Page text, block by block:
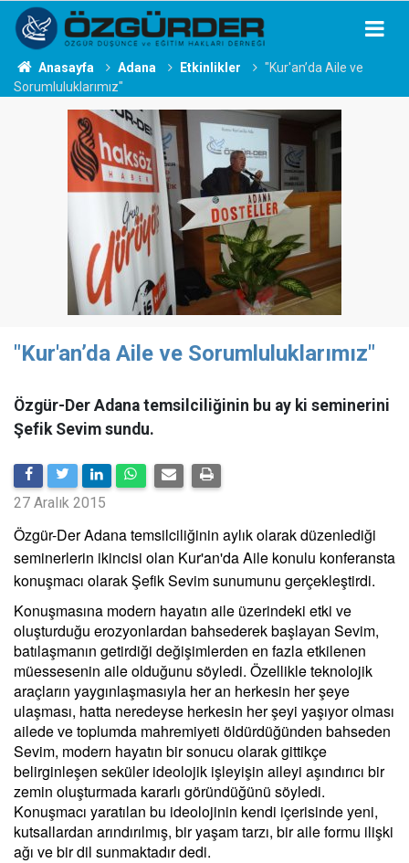
Anasayfa Adana Etkinlikler
"Kur'an’da Aile ve
Sorumluluklarımız"
"Kur'an’da Aile ve Sorumluluklarımız"
Özgür-Der Adana temsilciliğinin bu ay ki seminerini
Şefik Sevim sundu.
27 Aralık 2015
Özgür-Der Adana temsilciliğinin aylık olarak düzenlediği
seminerlerin ikincisi olan Kur'an'da Aile konulu konferansta
konuşmacı olarak Şefik Sevim sunumunu gerçekleştirdi.
Konuşmasına modern hayatın aile üzerindeki etki ve
oluşturduğu erozyonlardan bahsederek başlayan Sevim,
batılaşmanın getirdiği değişimlerden en fazla etkilenen
müessesenin aile olduğunu söyledi. Özellikle teknolojik
araçların yaygınlaşmasıyla her an herkesin her şeye
ulaşması, hatta neredeyse herkesin her şeyi yaşıyor olması
ailede ve toplumda mahremiyeti öldürdüğünden bahseden
Sevim, modern hayatın bir sonucu olarak gittikçe
belirginleşen seküler ideolojik işleyişin aileyi aşındırıcı bir
zemin oluşturmada kararlı göründüğünü söyledi.
Konuşmacı yaratılan bu ideolojinin kendi içerisinde yeni,
kutsallardan arındırılmış, bir yaşam tarzı, bir aile formu ilişki
ağı ve bir dil sunmaktadır dedi.